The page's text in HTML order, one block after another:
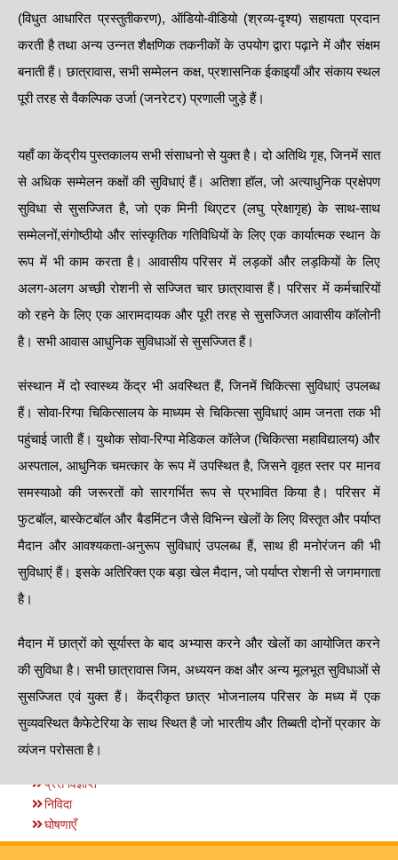
(विधुत आधारित प्रस्तुतीकरण), ऑडियो-वीडियो (श्रव्य-दृश्य) सहायता प्रदान
करती है तथा अन्य उन्नत शैक्षणिक तकनीकों के उपयोग द्वारा पढ़ाने में और संक्षम
बनाती हैं। छात्रावास, सभी सम्मेलन कक्ष, प्रशासनिक ईकाइयाँ और संकाय स्थल
पूरी तरह से वैकल्पिक उर्जा (जनरेटर) प्रणाली जुड़े हैं।
यहाँ का केंद्रीय पुस्तकालय सभी संसाधनो से युक्त है। दो अतिथि गृह, जिनमें सात
से अधिक सम्मेलन कक्षों की सुविधाएं हैं। अतिशा हॉल, जो अत्याधुनिक प्रक्षेपण
सुविधा से सुसज्जित है, जो एक मिनी थिएटर (लघु प्रेक्षागृह) के साथ-साथ
सम्मेलनों,संगोष्ठीयो और सांस्कृतिक गतिविधियों के लिए एक कार्यात्मक स्थान के
रूप में भी काम करता है। आवासीय परिसर में लड़कों और लड़कियों के लिए
अलग-अलग अच्छी रोशनी से सज्जित चार छात्रावास हैं। परिसर में कर्मचारियों
को रहने के लिए एक आरामदायक और पूरी तरह से सुसज्जित आवासीय कॉलोनी
है। सभी आवास आधुनिक सुविधाओं से सुसज्जित हैं।
संस्थान में दो स्वास्थ्य केंद्र भी अवस्थित हैं, जिनमें चिकित्सा सुविधाएं उपलब्ध
हैं। सोवा-रिग्पा चिकित्सालय के माध्यम से चिकित्सा सुविधाएं आम जनता तक भी
पहुंचाई जाती हैं। युथोक सोवा-रिग्पा मेडिकल कॉलेज (चिकित्सा महाविद्यालय) और
अस्पताल, आधुनिक चमत्कार के रूप में उपस्थित है, जिसने वृहत स्तर पर मानव
समस्याओ की जरूरतों को सारगर्भित रूप से प्रभावित किया है। परिसर में
फुटबॉल, बास्केटबॉल और बैडमिंटन जैसे विभिन्न खेलों के लिए विस्तृत और पर्याप्त
मैदान और आवश्यकता-अनुरूप सुविधाएं उपलब्ध हैं, साथ ही मनोरंजन की भी
सुविधाएं हैं। इसके अतिरिक्त एक बड़ा खेल मैदान, जो पर्याप्त रोशनी से जगमगाता
है।
मैदान में छात्रों को सूर्यास्त के बाद अभ्यास करने और खेलों का आयोजित करने
की सुविधा है। सभी छात्रावास जिम, अध्ययन कक्ष और अन्य मूलभूत सुविधाओं से
सुसज्जित एवं युक्त हैं। केंद्रीकृत छात्र भोजनालय परिसर के मध्य में एक
सुव्यवस्थित कैफेटेरिया के साथ स्थित है जो भारतीय और तिब्बती दोनों प्रकार के
व्यंजन परोसता है।
प्रेस विज्ञप्ति
निविदा
घोषणाएँ